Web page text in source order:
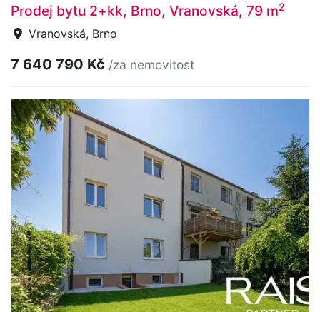
Prodej bytu 2+kk, Brno, Vranovská, 79 m2
Vranovská, Brno
7 640 790 Kč /za nemovitost